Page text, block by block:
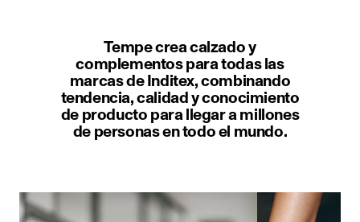
Tempe crea calzado y
complementos para todas las
marcas de Inditex, combinando
tendencia, calidad y conocimiento
de producto para llegar a millones
de personas en todo el mundo.